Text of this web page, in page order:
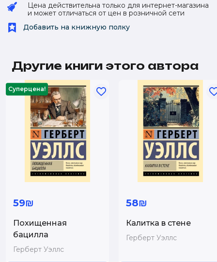
Цена действительна только для интернет-магазина
и может отличаться от цен в розничной сети
Добавить на книжную полку
Другие книги этого автора
Суперцена!
59₪
Похищенная
бацилла
Герберт Уэллс
58₪
Калитка в стене
Герберт Уэллс